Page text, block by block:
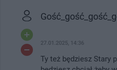
27.01.2025, 14:36
Ty też będziesz Stary